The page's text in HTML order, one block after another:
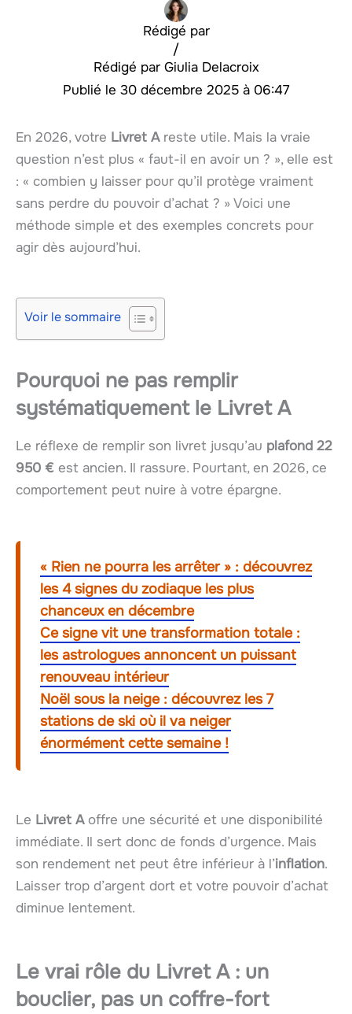
Rédigé par
Giulia Delacroix
/
30 décembre 2025 à 06:47
En 2026, votre Livret Areste utile. Mais la vraie
question n’est plus « faut-il en avoir un ? », elle est
: « combien y laisser pour qu’il protège vraiment
sans perdre du pouvoir d’achat ? » Voici une
méthode simple et des exemples concrets pour
agir dès aujourd’hui.
Voir le sommaire
Pourquoi ne pas remplir
systématiquement le Livret A
Le réflexe de remplir son livret jusqu’au plafond 22
950 € est ancien. Il rassure. Pourtant, en 2026, ce
comportement peut nuire à votre épargne.
« Rien ne pourra les arrêter » : découvrez
les 4 signes du zodiaque les plus
chanceux en décembre
Ce signe vit une transformation totale :
les astrologues annoncent un puissant
renouveau intérieur
Noël sous la neige : découvrez les 7
stations de ski où il va neiger
énormément cette semaine !
Le Livret Aoffre une sécurité et une disponibilité
immédiate. Il sert donc de fonds d’urgence. Mais
son rendement net peut être inférieur à l’inflation.
Laisser trop d’argent dort et votre pouvoir d’achat
diminue lentement.
Le vrai rôle du Livret A: un
bouclier, pas un coffre-fort